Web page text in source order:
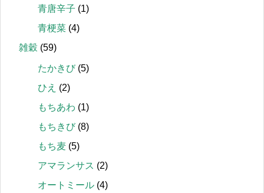
青唐辛子 (1)
青梗菜 (4)
雑穀 (59)
たかきび(5)
ひえ (2)
もちあわ (1)
もちきび(8)
もち麦 (5)
アマランサス (2)
オートミール (4)